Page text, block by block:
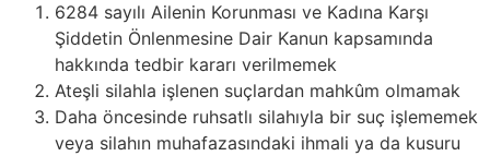
6284 sayılı Ailenin Korunması ve Kadına Karşı
Şiddetin Önlenmesine Dair Kanun kapsamında
hakkında tedbir kararı verilmemek
Ateşli silahla işlenen suçlardan mahkûm olmamak
Daha öncesinde ruhsatlı silahıyla bir suç işlememek
veya silahın muhafazasındaki ihmali ya da kusuru